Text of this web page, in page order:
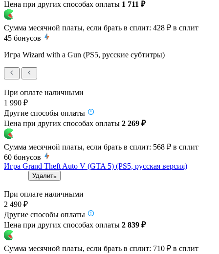
Цена при других способах оплаты 1 711 ₽
Сумма месячной платы, если брать в сплит: 428 ₽ в сплит
45 бонусов
Игра Wizard with a Gun (PS5, русские субтитры)
При оплате наличными
1 990 ₽
Другие способы оплаты
Цена при других способах оплаты 2 269 ₽
Сумма месячной платы, если брать в сплит: 568 ₽ в сплит
60 бонусов
Игра Grand Theft Auto V (GTA 5) (PS5, русская версия)
Удалить
При оплате наличными
2 490 ₽
Другие способы оплаты
Цена при других способах оплаты 2 839 ₽
Сумма месячной платы, если брать в сплит: 710 ₽ в сплит